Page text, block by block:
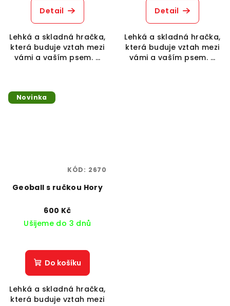
Detail
Lehká a skladná hračka,
která buduje vztah mezi
vámi a vaším psem. ...
Detail
Lehká a skladná hračka,
která buduje vztah mezi
vámi a vaším psem. ...
Novinka
Geoball s ručkou Hory
600 Kč
Ušijeme do 3 dnů
Do košíku
Lehká a skladná hračka,
která buduje vztah mezi
KÓD: 2670